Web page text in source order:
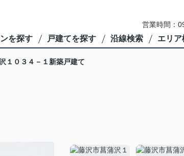
営業時間：
を探す 戸建てを探す 沿線検索 エリア
１０３４－１新築戸建て